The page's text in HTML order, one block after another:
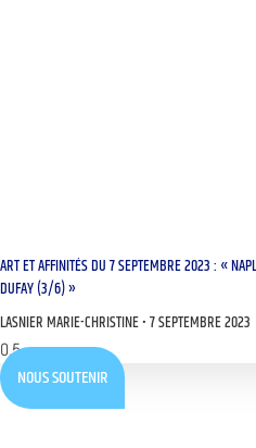
ART ET AFFINITÉS DU 7 SEPTEMBRE 2023 : «
DUFAY (3/6) »
LASNIER MARIE-CHRISTINE 7 SEPTEMBRE 2023
NOUS SOUTENIR